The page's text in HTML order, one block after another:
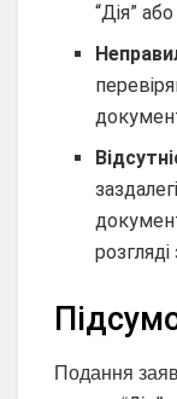
“Дія”
розгляді
Подання